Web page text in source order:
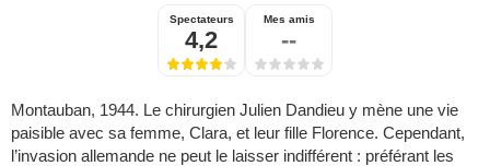
Spectateurs
4,2
Mes amis
--
Montauban, 1944. Le chirurgien Julien Dandieu y mène une vie
paisible avec sa femme, Clara, et leur fille Florence. Cependant,
l’invasion allemande ne peut le laisser indifférent : préférant les